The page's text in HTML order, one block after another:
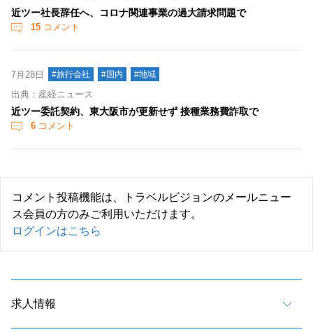
近ツー社長辞任へ、コロナ関連事業の過大請求問題で
15 コメント
7月28日 #旅行会社 #国内 #地域
出典：産経ニュース
近ツー委託契約、東大阪市が更新せず 接種業務費詐取で
6 コメント
コメント投稿機能は、トラベルビジョンのメールニュー
ス会員の方のみご利用いただけます。
ログインはこちら
求人情報